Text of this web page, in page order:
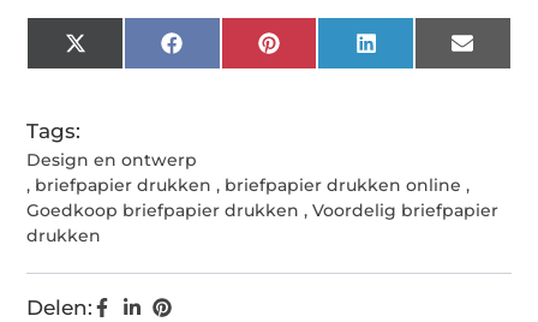
X
(Twitter)
FacebookPinterestLinkedIn Email
Tags:
Design en ontwerp
, briefpapier drukken , briefpapier drukken online ,
Goedkoop briefpapier drukken ,Voordelig briefpapier
drukken
Delen: